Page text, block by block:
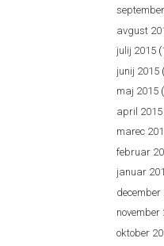
avgust
julij 2015
junij 2015
maj 2015
april 2015
marec
februar
januar
december
november
oktober